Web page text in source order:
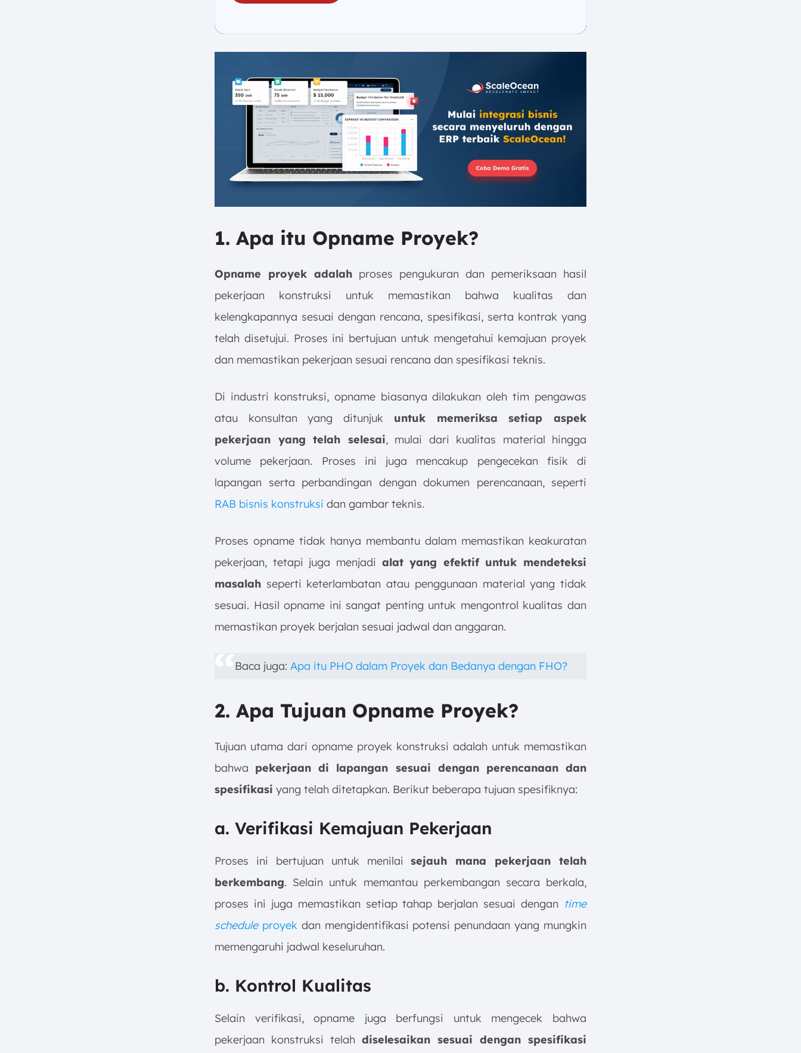
1. Apa itu Opname Proyek?
Opname proyek adalah proses pengukuran dan pemeriksaan hasil
pekerjaan konstruksi untuk memastikan bahwa kualitas dan
kelengkapannya sesuai dengan rencana, spesifikasi, serta kontrak yang
telah disetujui. Proses ini bertujuan untuk mengetahui kemajuan proyek
dan memastikan pekerjaan sesuai rencana dan spesifikasi teknis.
Di industri konstruksi, opname biasanya dilakukan oleh tim pengawas
atau konsultan yang ditunjuk untuk memeriksa setiap aspek
pekerjaan yang telah selesai, mulai dari kualitas material hingga
volume pekerjaan. Proses ini juga mencakup pengecekan fisik di
lapangan serta perbandingan dengan dokumen perencanaan, seperti
RAB bisnis konstruksi dan gambar teknis.
Proses opname tidak hanya membantu dalam memastikan keakuratan
pekerjaan, tetapi juga menjadi alat yang efektif untuk mendeteksi
masalah seperti keterlambatan atau penggunaan material yang tidak
sesuai. Hasil opname ini sangat penting untuk mengontrol kualitas dan
memastikan proyek berjalan sesuai jadwal dan anggaran.
Baca juga: Apa itu PHO dalam Proyek dan Bedanya dengan FHO?
2. Apa Tujuan Opname Proyek?
Tujuan utama dari opname proyek konstruksi adalah untuk memastikan
bahwa pekerjaan di lapangan sesuai dengan perencanaan dan
spesifikasi yang telah ditetapkan. Berikut beberapa tujuan spesifiknya:
a. Verifikasi Kemajuan Pekerjaan
Proses ini bertujuan untuk menilaisejauh mana pekerjaan telah
berkembang. Selain untuk memantau perkembangan secara berkala,
proses ini juga memastikan setiap tahap berjalan sesuai dengan time
scheduleproyekdan mengidentifikasi potensi penundaan yang mungkin
memengaruhi jadwal keseluruhan.
b. Kontrol Kualitas
Selain verifikasi, opname juga berfungsi untuk mengecek bahwa
pekerjaan konstruksi telah diselesaikan sesuai dengan spesifikasi